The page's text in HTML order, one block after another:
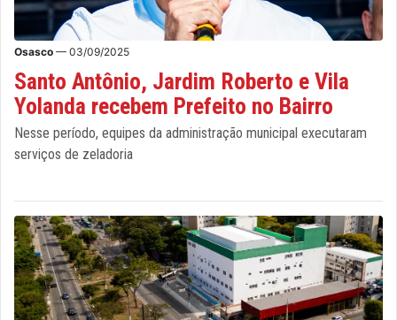
Osasco — 03/09/2025
Santo Antônio, Jardim Roberto e Vila
Yolanda recebem Prefeito no Bairro
Nesse período, equipes da administração municipal executaram
serviços de zeladoria